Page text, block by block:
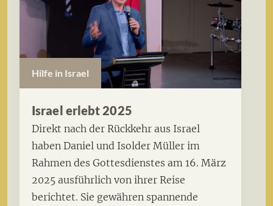
Hilfe in Israel
Israel erlebt 2025
Direkt nach der Rückkehr aus Israel
haben Daniel und Isolder Müller im
Rahmen des Gottesdienstes am 16. März
2025 ausführlich von ihrer Reise
berichtet. Sie gewähren spannende